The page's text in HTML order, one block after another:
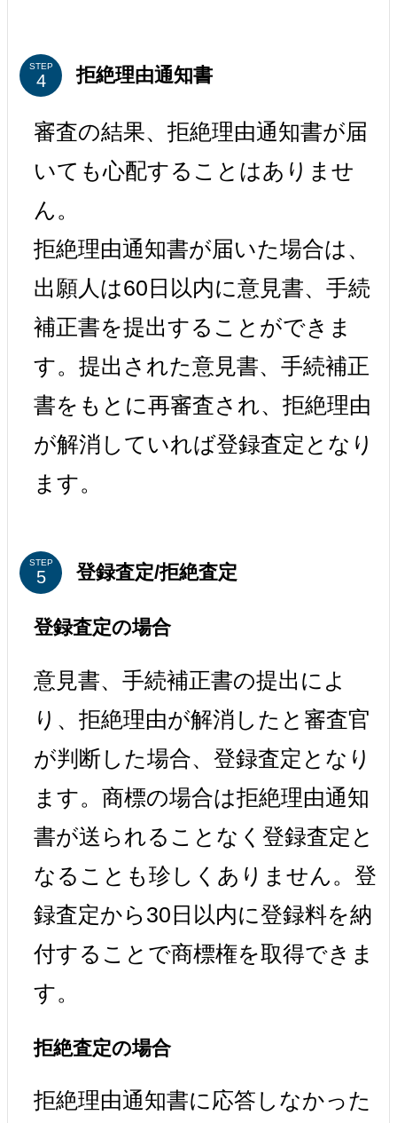
STEP 拒絶理由通知書
審査の結果、拒絶理由通知書が届
いても心配することはありませ
ん。
拒絶理由通知書が届いた場合は、
出願人は60日以内に意見書、手続
補正書を提出することができま
す。提出された意見書、手続補正
書をもとに再審査され、拒絶理由
が解消していれば登録査定となり
ます。
STEP 登録査定/拒絶査定
登録査定の場合
意見書、手続補正書の提出によ
り、拒絶理由が解消したと審査官
が判断した場合、登録査定となり
ます。商標の場合は拒絶理由通知
書が送られることなく登録査定と
なることも珍しくありません。登
録査定から30日以内に登録料を納
付することで商標権を取得できま
す。
拒絶査定の場合
拒絶理由通知書に応答しなかった